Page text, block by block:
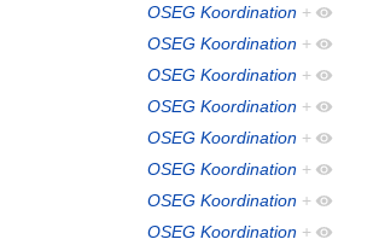
OSEG Koordination +
OSEG Koordination +
OSEG Koordination +
OSEG Koordination +
OSEG Koordination +
OSEG Koordination +
OSEG Koordination +
OSEG Koordination +